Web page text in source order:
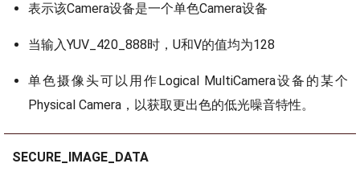
表示该Camera设备是一个单色Camera设备
当输入YUV_420_888时，U和V的值均为128
单色摄像头可以用作Logical MultiCamera设备的某个
Physical Camera，以获取更出色的低光噪音特性。
SECURE_IMAGE_DATA